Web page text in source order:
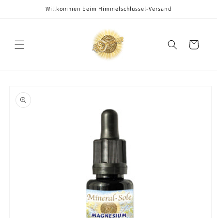
Willkommen beim Himmelschlüssel-Versand
Warenkorb